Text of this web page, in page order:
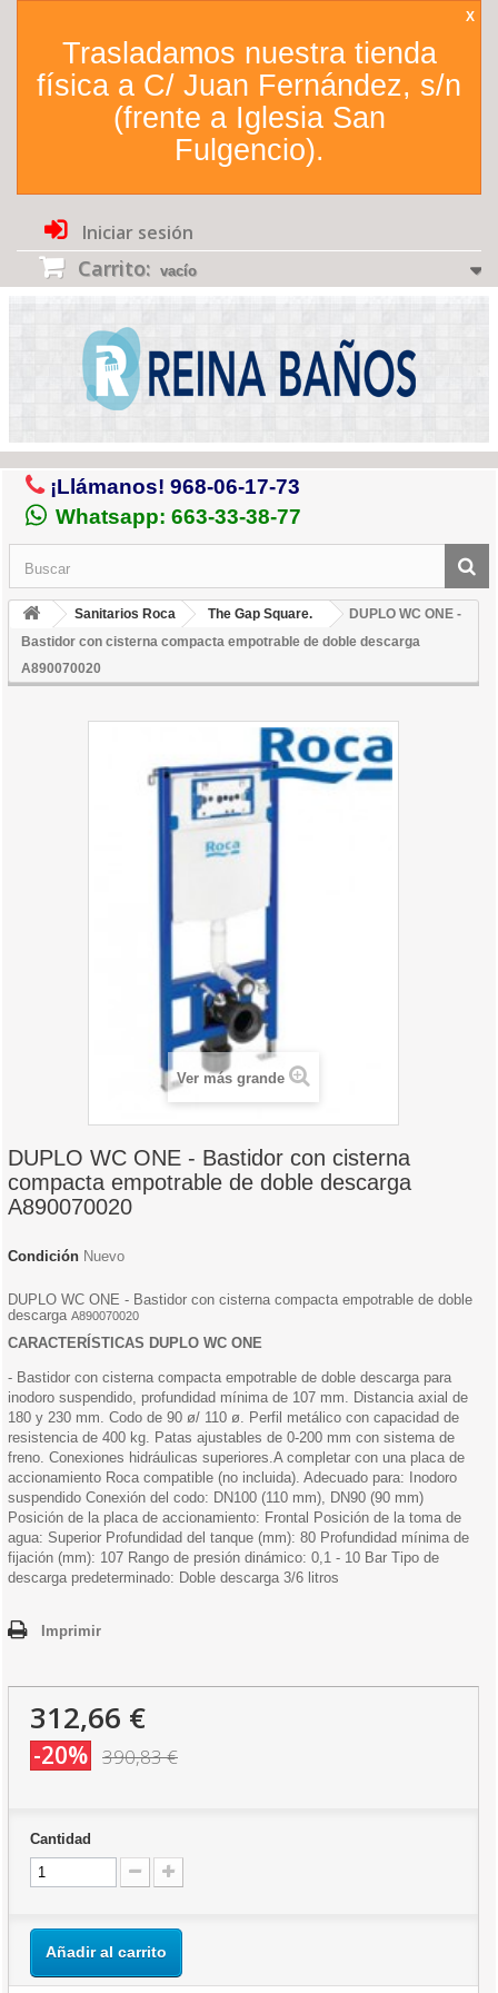
Trasladamos nuestra tienda
física a C/ Juan Fernández, s/n
(frente a Iglesia San
Fulgencio).
X
Iniciar sesión
Carrito: vacío
¡Llámanos! 968-06-17-73
Whatsapp: 663-33-38-77
Sanitarios Roca The Gap Square.
DUPLO WC ONE -
Bastidor con cisterna compacta empotrable de doble descarga
A890070020
Ver más grande
DUPLO WC ONE - Bastidor con cisterna
compacta empotrable de doble descarga
A890070020
Condición Nuevo
DUPLO WC ONE - Bastidor con cisterna compacta empotrable de doble
descarga A890070020
CARACTERÍSTICAS DUPLO WC ONE
- Bastidor con cisterna compacta empotrable de doble descarga para
inodoro suspendido, profundidad mínima de 107 mm. Distancia axial de
180 y 230 mm. Codo de 90 ø/ 110 ø. Perfil metálico con capacidad de
resistencia de 400 kg. Patas ajustables de 0-200 mm con sistema de
freno. Conexiones hidráulicas superiores.A completar con una placa de
accionamiento Roca compatible (no incluida). Adecuado para: Inodoro
suspendido Conexión del codo: DN100 (110 mm), DN90 (90 mm)
Posición de la placa de accionamiento: Frontal Posición de la toma de
agua: Superior Profundidad del tanque (mm): 80 Profundidad mínima de
fijación (mm): 107 Rango de presión dinámico: 0,1 - 10 Bar Tipo de
descarga predeterminado: Doble descarga 3/6 litros
Imprimir
312,66 €
-20% 390,83 €
Cantidad
Añadir al carrito